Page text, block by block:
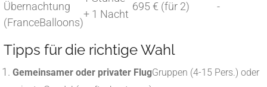
Übernachtung
(FranceBalloons)
+ 1 Nacht
695 € (für 2) -
Tipps für die richtige Wahl
Gemeinsamer oder privater FlugGruppen (4-15 Pers.) oder